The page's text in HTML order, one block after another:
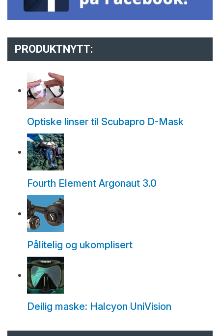
PRODUKTNYTT:
Optiske linser til Scubapro D-Mask
Fourth Element Argonaut 3.0
Pålitelig og ukomplisert
Deilig maske: Halcyon UniVision